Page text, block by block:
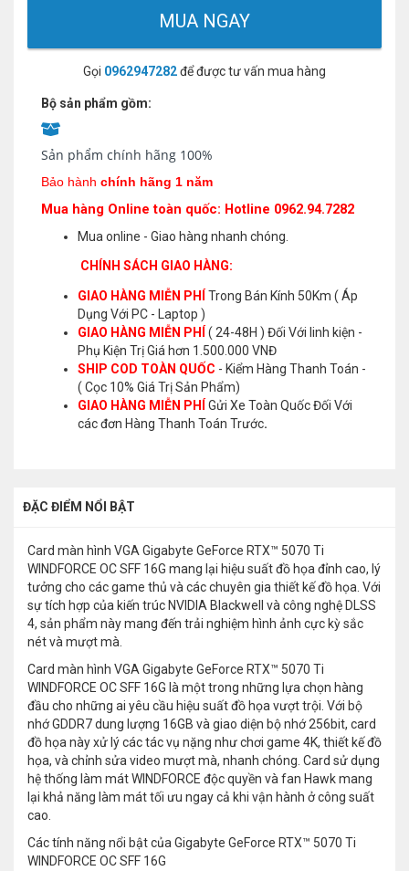
MUA NGAY
Gọi 0962947282để được tư vấn mua hàng
Bộ sản phẩm gồm:
Sản phẩm chính hãng 100%
Bảo hành chính hãng 1 năm
Mua hàng Online toàn quốc: Hotline 0962.94.7282
Mua online - Giao hàng nhanh chóng.
CHÍNH SÁCH GIAO HÀNG:
GIAO HÀNG MIỄN PHÍ
Trong Bán Kính 50Km ( Áp
Dụng Với PC - Laptop )
GIAO HÀNG MIỄN PHÍ
( 24-48H ) Đối Với linh kiện -
Phụ Kiện Trị Giá hơn 1.500.000 VNĐ
SHIP COD TOÀN QUỐC - Kiểm Hàng Thanh Toán -
( Cọc 10% Giá Trị Sản Phẩm)
GIAO HÀNG MIỄN PHÍ
Gửi Xe Toàn Quốc Đối Với
các đơn Hàng Thanh Toán Trước.
ĐẶC ĐIỂM NỔI BẬT
Card màn hình VGA Gigabyte GeForce RTX™ 5070 Ti
WINDFORCE OC SFF 16G mang lại hiệu suất đồ họa đỉnh cao, lý
tưởng cho các game thủ và các chuyên gia thiết kế đồ họa. Với
sự tích hợp của kiến trúc NVIDIA Blackwell và công nghệ DLSS
4, sản phẩm này mang đến trải nghiệm hình ảnh cực kỳ sắc
nét và mượt mà.
Card màn hình VGA Gigabyte GeForce RTX™ 5070 Ti
WINDFORCE OC SFF 16G là một trong những lựa chọn hàng
đầu cho những ai yêu cầu hiệu suất đồ họa vượt trội. Với bộ
nhớ GDDR7 dung lượng 16GB và giao diện bộ nhớ 256bit, card
đồ họa này xử lý các tác vụ nặng như chơi game 4K, thiết kế đồ
họa, và chỉnh sửa video mượt mà, nhanh chóng. Card sử dụng
hệ thống làm mát WINDFORCE độc quyền và fan Hawk mang
lại khả năng làm mát tối ưu ngay cả khi vận hành ở công suất
cao.
Các tính năng nổi bật của Gigabyte GeForce RTX™ 5070 Ti
WINDFORCE OC SFF 16G